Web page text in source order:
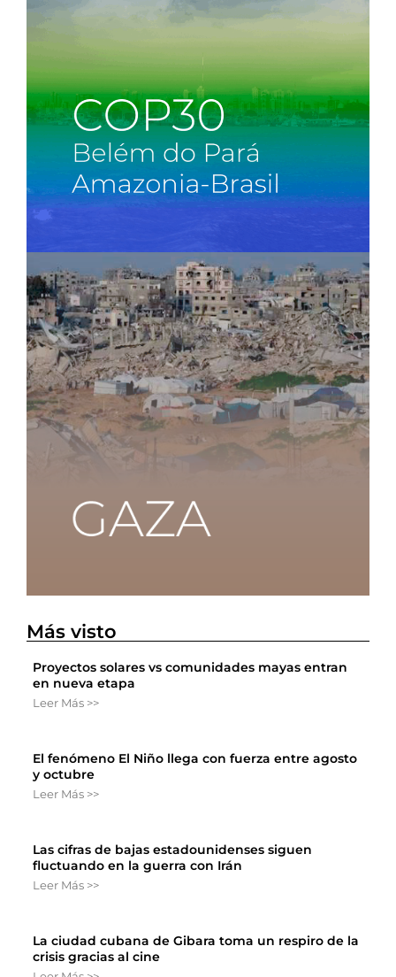
Más visto
Proyectos solares vs comunidades mayas entran
en nueva etapa
Leer Más >>
El fenómeno El Niño llega con fuerza entre agosto
y octubre
Leer Más >>
Las cifras de bajas estadounidenses siguen
fluctuando en la guerra con Irán
Leer Más >>
La ciudad cubana de Gibara toma un respiro de la
crisis gracias al cine